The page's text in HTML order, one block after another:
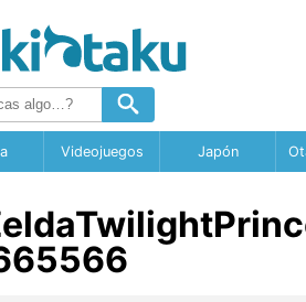
Videojuegos Japón